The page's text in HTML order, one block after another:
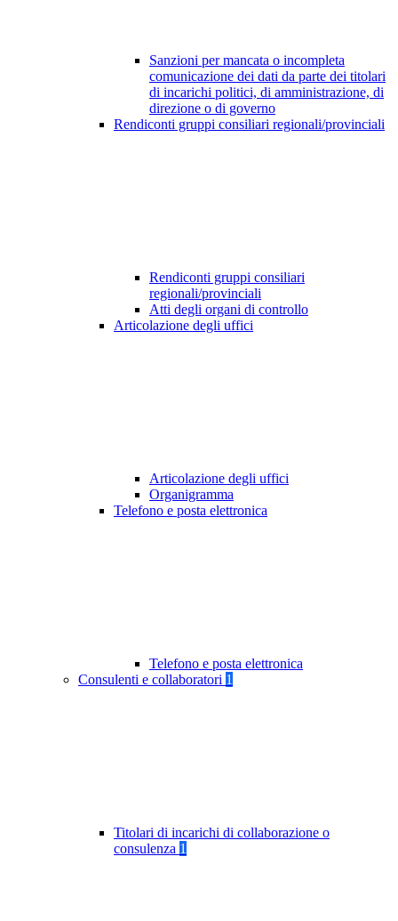
Sanzioni per mancata o incompleta
comunicazione dei dati da parte dei titolari
di incarichi politici, di amministrazione, di
direzione o di governo
Rendiconti gruppi consiliari regionali/provinciali
Rendiconti gruppi consiliari
regionali/provinciali
Atti degli organi di controllo
Articolazione degli uffici
Articolazione degli uffici
Organigramma
Telefono e posta elettronica
Telefono e posta elettronica
Consulenti e collaboratori 1
Titolari di incarichi di collaborazione o
consulenza 1